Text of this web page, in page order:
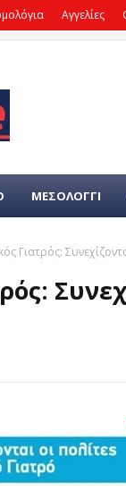
Αγγελίες
ΜΕΣΟΛΟΓΓΙ
Γιατρός: